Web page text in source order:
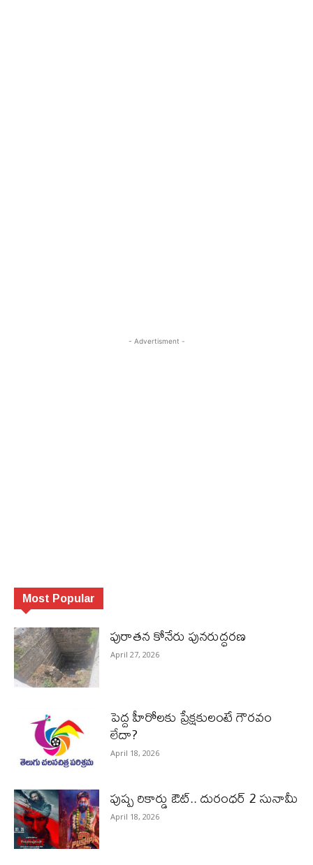
- Advertisment -
Most Popular
పురాత‌న కోనేరు పున‌రుద్ధ‌ర‌ణ
April 27, 2026
పెద్ద హీరోల‌కు ప్రేక్ష‌కులంటే గౌర‌వం
లేదా?
April 18, 2026
పుష్ప రికార్డు ఔట్‌.. దురంధ‌ర్ 2 సునామీ
April 18, 2026